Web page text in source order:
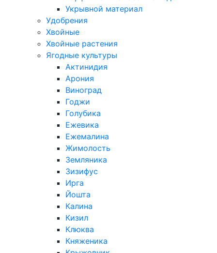
Укрывной материал
Удобрения
Хвойные
Хвойные растения
Ягодные культуры
Актинидия
Арония
Виноград
Годжи
Голубика
Ежевика
Ежемалина
Жимолость
Земляника
Зизифус
Ирга
Йошта
Калина
Кизил
Клюква
Княженика